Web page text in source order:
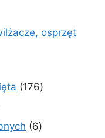
osprzęt
176176
66